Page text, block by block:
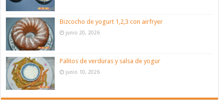
Bizcocho de yogurt 1,2,3 con airfryer
junio 20, 2026
Palitos de verduras y salsa de yogur
junio 10, 2026